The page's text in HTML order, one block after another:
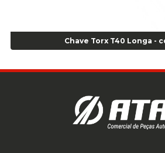
Anel para Vedação OR 325 Nacional -Cod
Anel para Vedação OR 329 - Cod 01769
Anel para Vedação OR 335 Importado - Cod
Anel para Vedação OR 339 - Cod 01772
Anel para Vedação OR 345 - Cod 01773
Chave Torx T40 Longa -